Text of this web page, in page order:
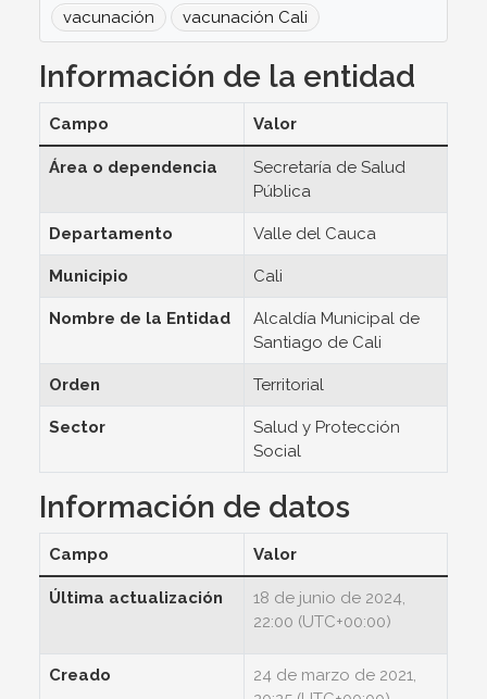
vacunación
vacunación Cali
Información de la entidad
Campo Valor
Área o dependencia
Secretaría de Salud
Pública
Departamento Valle del Cauca
Municipio Cali
Nombre de la Entidad
Alcaldía Municipal de
Santiago de Cali
Orden Territorial
Sector
Salud y Protección
Social
Información de datos
Campo Valor
Última actualización
18 de junio de 2024,
22:00 (UTC+00:00)
Creado
24 de marzo de 2021,